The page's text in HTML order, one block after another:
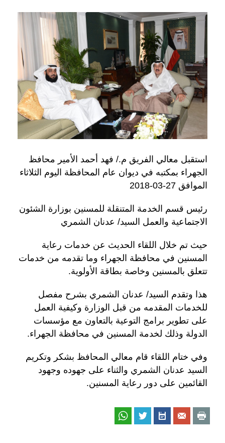
استقبل معالي الفريق م./ فهد أحمد الأمير محافظ
الجهراء بمكتبه في ديوان عام المحافظة اليوم الثلاثاء
الموافق 27-03-2018
رئيس قسم الخدمة المتنقلة للمسنين بوزارة الشئون
الاجتماعية والعمل السيد/ عدنان الشمري
حيث تم خلال اللقاء الحديث عن خدمات رعاية
المسنين في محافظة الجهراء وما تقدمه من خدمات
تتعلق بالمسنين وخاصة بطاقة الأولوية.
هذا وتقدم السيد/ عدنان الشمري بشرح مفصل
للخدمات المقدمه من قبل الوزارة وكيفية العمل
على تطوير برامج التوعية بالتعاون مع مؤسسات
الدولة وذلك لخدمة المسنين في محافظة الجهراء.
وفي ختام اللقاء قام معالي المحافظ بشكر وتكريم
السيد عدنان الشمري والثناء على جهوده وجهود
القائمين على دور رعاية المسنين.